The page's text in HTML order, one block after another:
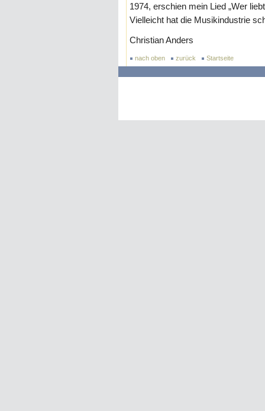
1974, erschien mein Lied „Wer
Vielleicht hat die Musikindustrie
Christian Anders
nach oben zurück Startseite